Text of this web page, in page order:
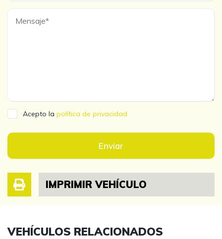
Acepto la política de privacidad
Enviar
IMPRIMIR VEHÍCULO
VEHÍCULOS RELACIONADOS